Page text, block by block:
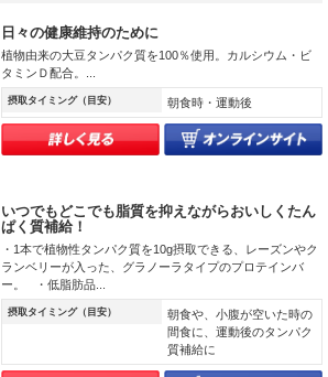
日々の健康維持のために
植物由来の大豆タンパク質を100％使用。カルシウム・ビ
タミンＤ配合。...
摂取タイミング（目安） 朝食時・運動後
いつでもどこでも脂質を抑えながらおいしくたん
ぱく質補給！
・1本で植物性タンパク質を10g摂取できる、レーズンやク
ランベリーが入った、グラノーラタイプのプロテインバ
ー。 ・低脂肪品...
摂取タイミング（目安）
朝食や、小腹が空いた時の
間食に、運動後のタンパク
質補給に